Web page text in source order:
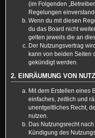
(im Folgenden
Regelungen
Wenn du mit diesen
du das Board nicht
gelten jeweils die an
Der Nutzungsvertrag
kann von beiden Seiten
gekündigt werden.
2. EINRÄUMUNG VON
Mit dem Erstellen eines
einfaches, zeitlich und
unentgeltliches Recht,
nutzen.
Das Nutzungsrecht
Kündigung des